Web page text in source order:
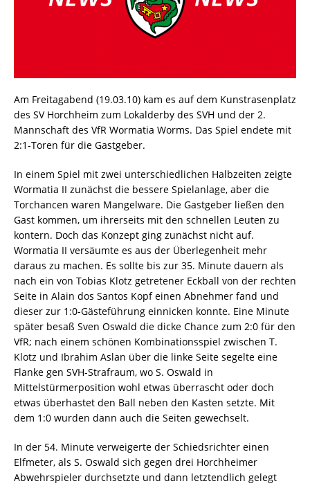
Am Freitagabend (19.03.10) kam es auf dem Kunstrasenplatz
des SV Horchheim zum Lokalderby des SVH und der 2.
Mannschaft des VfR Wormatia Worms. Das Spiel endete mit
2:1-Toren für die Gastgeber.
In einem Spiel mit zwei unterschiedlichen Halbzeiten zeigte
Wormatia II zunächst die bessere Spielanlage, aber die
Torchancen waren Mangelware. Die Gastgeber ließen den
Gast kommen, um ihrerseits mit den schnellen Leuten zu
kontern. Doch das Konzept ging zunächst nicht auf.
Wormatia II versäumte es aus der Überlegenheit mehr
daraus zu machen. Es sollte bis zur 35. Minute dauern als
nach ein von Tobias Klotz getretener Eckball von der rechten
Seite in Alain dos Santos Kopf einen Abnehmer fand und
dieser zur 1:0-Gästeführung einnicken konnte. Eine Minute
später besaß Sven Oswald die dicke Chance zum 2:0 für den
VfR; nach einem schönen Kombinationsspiel zwischen T.
Klotz und Ibrahim Aslan über die linke Seite segelte eine
Flanke gen SVH-Strafraum, wo S. Oswald in
Mittelstürmerposition wohl etwas überrascht oder doch
etwas überhastet den Ball neben den Kasten setzte. Mit
dem 1:0 wurden dann auch die Seiten gewechselt.
In der 54. Minute verweigerte der Schiedsrichter einen
Elfmeter, als S. Oswald sich gegen drei Horchheimer
Abwehrspieler durchsetzte und dann letztendlich gelegt